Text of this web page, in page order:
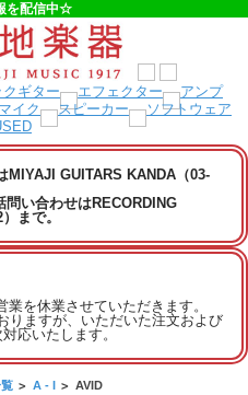
を配信中☆
MIYAJI GUITARS KANDA（03-
問い合わせはRECORDING
まで。
を休業させていただきます。
りますが、いただいた注文および
応いたします。
> A - I > AVID